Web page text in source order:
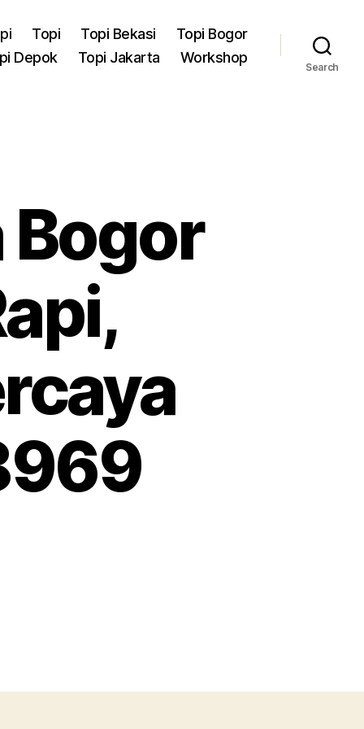
Topi Topi Bekasi
Topi Bogor
Depok
Topi Jakarta Workshop
Search
on
Bogor